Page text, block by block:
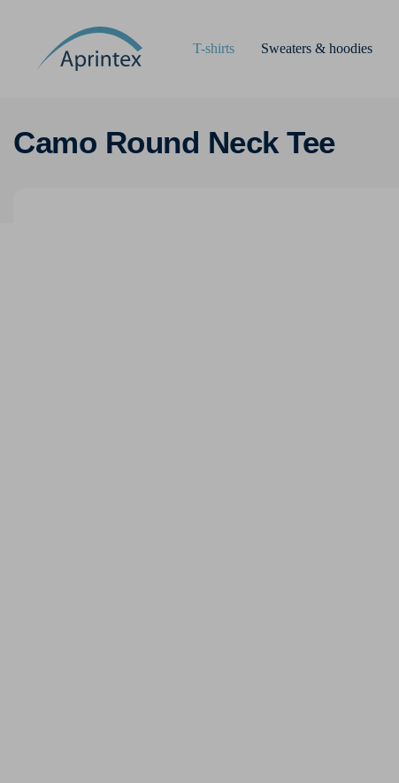
T-shirts Sweaters & hoodies
Camo Round Neck Tee